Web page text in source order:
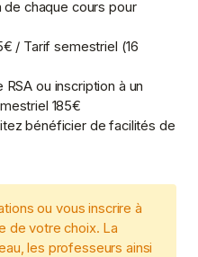
chaque cours pour
/ Tarif semestriel (16
ou inscription à un
185€
bénéficier de facilités de
ou vous inscrire à
de votre choix. La
les professeurs ainsi